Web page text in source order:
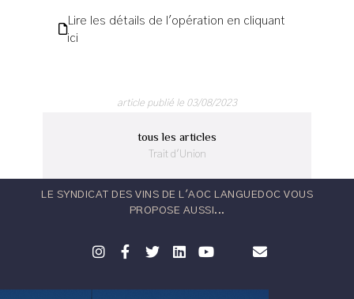
Lire les détails de l'opération en cliquant
ici
article publié le 03/08/2023
tous les articles
Trait d'Union
LE SYNDICAT DES VINS DE L'AOC LANGUEDOC VOUS
PROPOSE AUSSI...